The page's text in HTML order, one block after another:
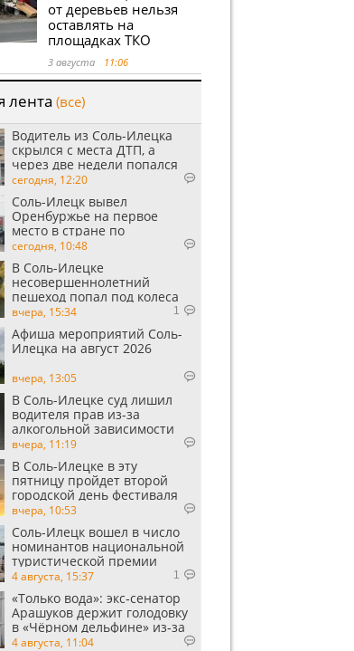
от деревьев нельзя
оставлять на
площадках ТКО
3 августа 11:06
лента (все)
Водитель из Соль-Илецка
скрылся с места ДТП, а
через две недели попался
пьяным
сегодня, 12:20
Соль-Илецк вывел
Оренбуржье на первое
место в стране по
выращиванию арбузов
сегодня, 10:48
В Соль-Илецке
несовершеннолетний
пешеход попал под колеса
автомобиля
вчера, 15:34 1
Афиша мероприятий Соль-
Илецка на август 2026
вчера, 13:05
В Соль-Илецке суд лишил
водителя прав из-за
алкогольной зависимости
вчера, 11:19
В Соль-Илецке в эту
пятницу пройдет второй
городской день фестиваля
«Музыка в степи»
вчера, 10:53
Соль-Илецк вошел в число
номинантов национальной
туристической премии
Russian Traveler Awards
4 августа, 15:37 1
«Только вода»: экс‑сенатор
Арашуков держит голодовку
в «Чёрном дельфине» из‑за
духоты на рабочем месте
4 августа, 11:04